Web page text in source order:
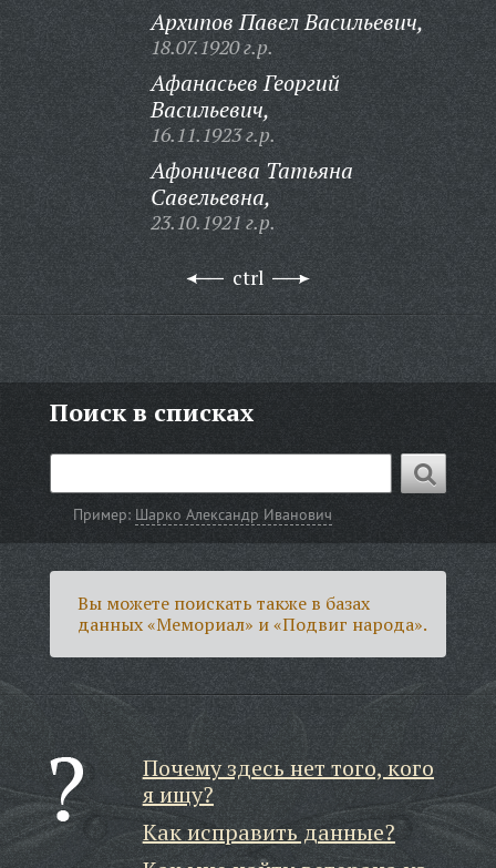
Архипов Павел Васильевич,
18.07.1920 г.р.
Афанасьев Георгий
Васильевич,
16.11.1923 г.р.
Афоничева Татьяна
Савельевна,
23.10.1921 г.р.
ctrl
Поиск в списках
Пример: Шарко Александр Иванович
Вы можете поискать также в базах
данных «Мемориал» и «Подвиг народа».
Почему здесь нет того, кого
я ищу?
Как исправить данные?